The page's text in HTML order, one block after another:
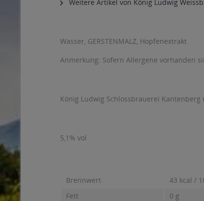
Weitere Artikel von König Ludwig
Wasser, GERSTENMALZ, Hopfenextrakt
Anmerkung: Sofern Allergene vorhanden
König Ludwig Schlossbrauerei Kantenberg
5,1% vol
Brennwert
43 kcal /
Fett
0 g